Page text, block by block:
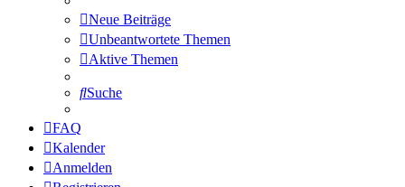
Neue Beiträge
Unbeantwortete Themen
Aktive Themen
Suche
FAQ
Kalender
Anmelden